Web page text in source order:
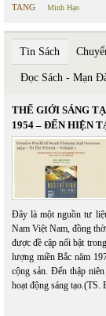
TANG
Minh Hạo
Tin Sách
Đọc Sách - Mạn
THẾ GIỚI SÁNG
1954 – ĐẾN HIỆN
Đây là một nguồn tư
Nam Việt Nam, đồng
được đề cập nổi bật
lượng miền Bắc năm
cộng sản. Đến thập
hoạt động sáng tạo.(TS.